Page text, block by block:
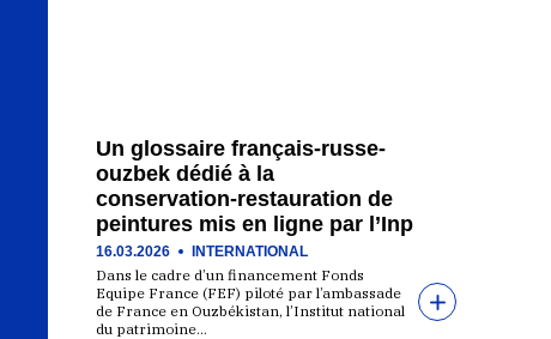
Un glossaire français-russe-
ouzbek dédié à la
conservation-restauration de
peintures mis en ligne par l’Inp
16.03.2026 INTERNATIONAL
Dans le cadre d’un financement Fonds
Equipe France (FEF) piloté par l’ambassade
de France en Ouzbékistan, l’Institut national
du patrimoine…